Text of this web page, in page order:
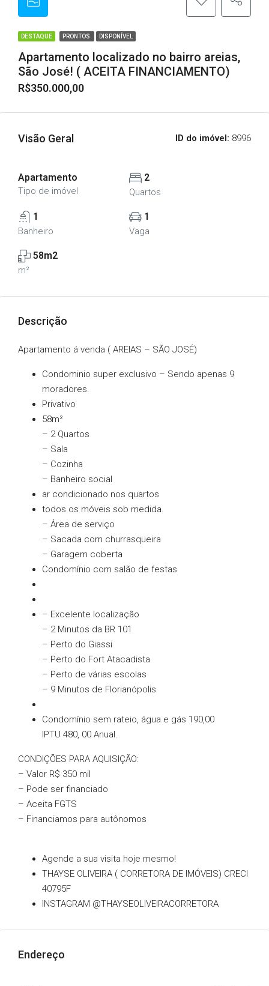
DESTAQUE PRONTOS DISPONÍVEL
Apartamento localizado no bairro areias,
São José! ( ACEITA FINANCIAMENTO)
R$350.000,00
Visão Geral ID do imóvel: 8996
Apartamento
Tipo de imóvel
2
Quartos
1
Banheiro
1
Vaga
58m2
m²
Descrição
Apartamento á venda ( AREIAS – SÃO JOSÉ)
Condominio super exclusivo – Sendo apenas 9
moradores.
Privativo
58m²
– 2 Quartos
– Sala
– Cozinha
– Banheiro social
ar condicionado nos quartos
todos os móveis sob medida.
– Área de serviço
– Sacada com churrasqueira
– Garagem coberta
Condomínio com salão de festas
– Excelente localização
– 2 Minutos da BR 101
– Perto do Giassi
– Perto do Fort Atacadista
– Perto de várias escolas
– 9 Minutos de Florianópolis
Condomínio sem rateio, água e gás 190,00
IPTU 480, 00 Anual.
CONDIÇÕES PARA AQUISIÇÃO:
– Valor R$ 350 mil
– Pode ser financiado
– Aceita FGTS
– Financiamos para autônomos
Agende a sua visita hoje mesmo!
THAYSE OLIVEIRA ( CORRETORA DE IMÓVEIS) CRECI
40795F
INSTAGRAM @THAYSEOLIVEIRACORRETORA
Endereço